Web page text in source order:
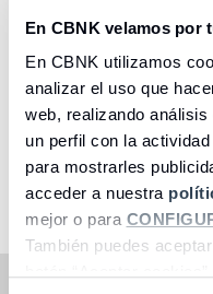
En CBNK velamos por
En CBNK utilizamos
analizar el uso que
web, realizando
un perfil con la
para mostrarles
acceder a nuestra
mejor o para
También puedes
Seleccione una opción